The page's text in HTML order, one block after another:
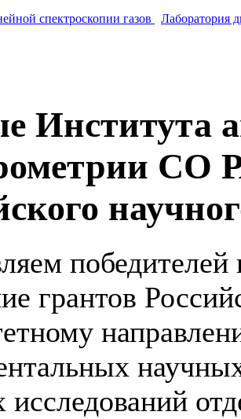
спектроскопии газов
Лаборатория
Института
СО
победителей
грантов
исследований